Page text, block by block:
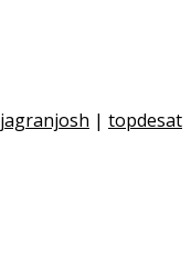
jagranjosh | topdesat